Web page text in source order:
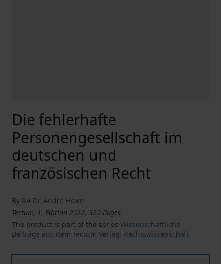
Die fehlerhafte
Personengesellschaft im
deutschen und
französischen Recht
By RA Dr. André Howe
Tectum, 1. Edition 2022, 322 Pages
The product is part of the series Wissenschaftliche
Beiträge aus dem Tectum Verlag: Rechtswissenschaft